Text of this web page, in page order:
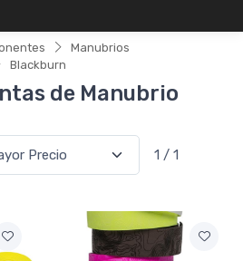
Manubrios
Blackburn
de Manubrio
1 / 1